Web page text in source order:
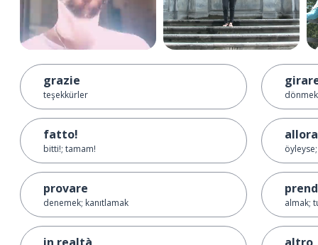
grazie
teşekkürler
fatto!
bitti!; tamam!
provare
denemek; kanıtlamak
allora
almak;